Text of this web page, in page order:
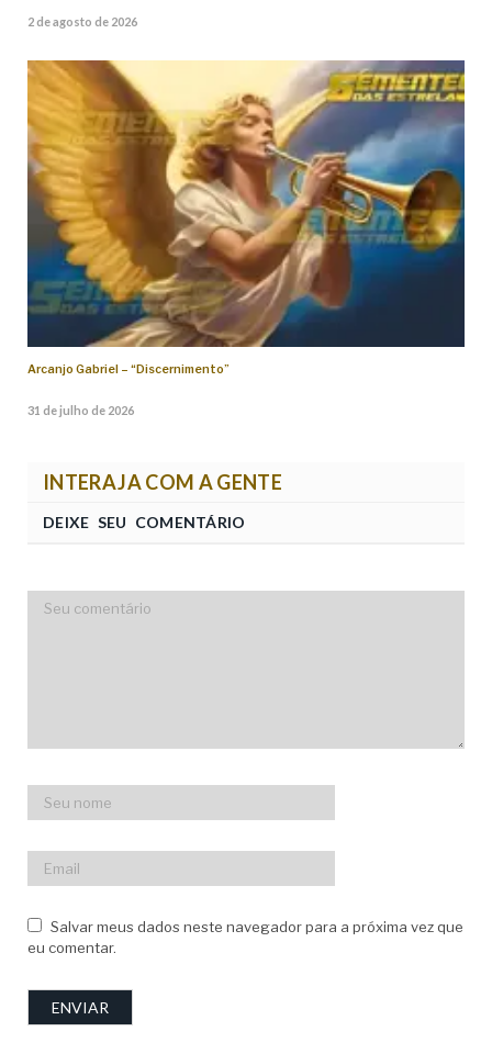
2 de agosto de 2026
Arcanjo Gabriel – “Discernimento”
31 de julho de 2026
INTERAJA COM A GENTE
DEIXE SEU COMENTÁRIO
Salvar meus dados neste navegador para a próxima vez que
eu comentar.